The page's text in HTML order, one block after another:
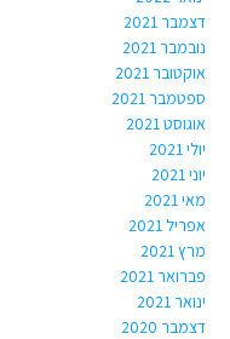
דצמבר 2021
נובמבר 2021
אוקטובר 2021
ספטמבר 2021
אוגוסט 2021
יולי 2021
יוני 2021
מאי 2021
אפריל 2021
מרץ 2021
פברואר 2021
ינואר 2021
דצמבר 2020